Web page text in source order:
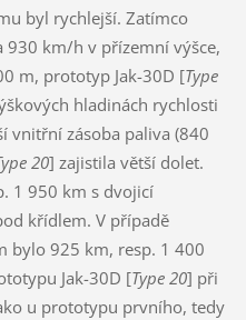
byl rychlejší. Zatímco
930 km/h v přízemní výšce,
m, prototyp Jak-30D [Type
hladinách rychlosti
vnitřní zásoba paliva (840
20] zajistila větší dolet.
1 950 km s dvojicí
křídlem. V případě
925 km, resp. 1 400
Jak-30D [Type 20] při
u prototypu prvního, tedy